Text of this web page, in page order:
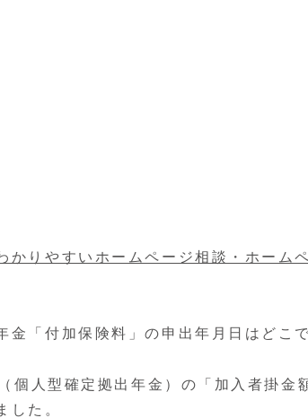
かりやすいホームページ相談・ホーム
金「付加保険料」の申出年月日はどこ
個人型確定拠出年金）の「加入者掛金
した。